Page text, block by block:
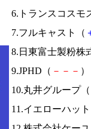
6.トランスコスモ
7.フルキャスト（
8.日東富士製粉株
9.JPHD（ － － －
10.丸井グループ（
11.イエローハッ